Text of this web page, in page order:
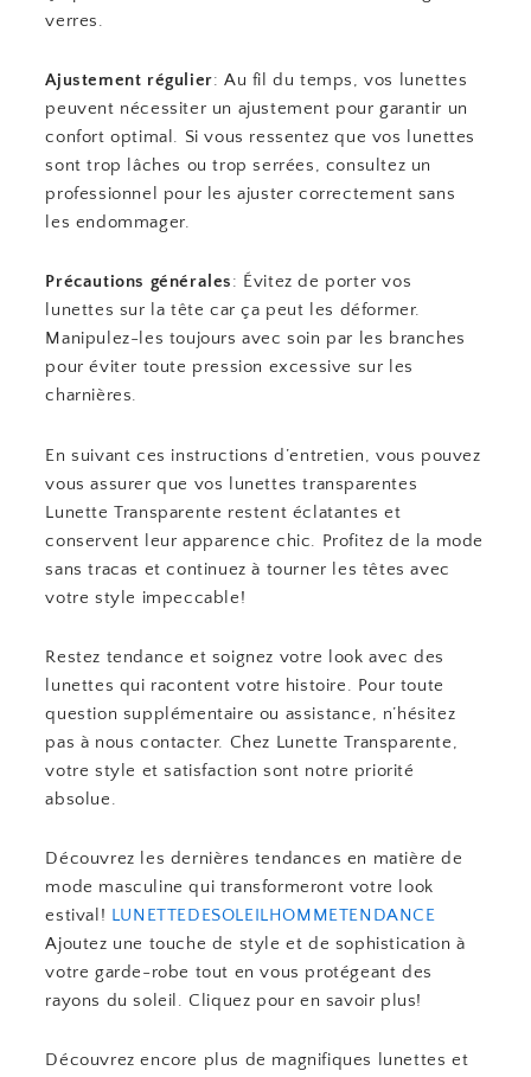
verres.
Ajustement régulier: Au fil du temps, vos lunettes
peuvent nécessiter un ajustement pour garantir un
confort optimal. Si vous ressentez que vos lunettes
sont trop lâches ou trop serrées, consultez un
professionnel pour les ajuster correctement sans
les endommager.
Précautions générales: Évitez de porter vos
lunettes sur la tête car ça peut les déformer.
Manipulez-les toujours avec soin par les branches
pour éviter toute pression excessive sur les
charnières.
En suivant ces instructions d’entretien, vous pouvez
vous assurer que vos lunettes transparentes
Lunette Transparente restent éclatantes et
conservent leur apparence chic. Profitez de la mode
sans tracas et continuez à tourner les têtes avec
votre style impeccable!
Restez tendance et soignez votre look avec des
lunettes qui racontent votre histoire. Pour toute
question supplémentaire ou assistance, n’hésitez
pas à nous contacter. Chez Lunette Transparente,
votre style et satisfaction sont notre priorité
absolue.
Découvrez les dernières tendances en matière de
mode masculine qui transformeront votre look
estival! LUNETTEDESOLEILHOMMETENDANCE
Ajoutez une touche de style et de sophistication à
votre garde-robe tout en vous protégeant des
rayons du soleil. Cliquez pour en savoir plus!
Découvrez encore plus de magnifiques lunettes et